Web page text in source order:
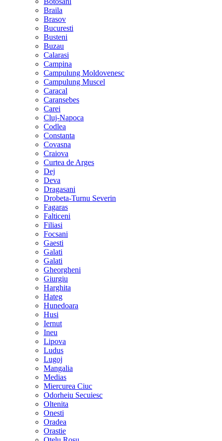
Braila
Brasov
Bucuresti
Busteni
Buzau
Calarasi
Campina
Campulung Moldovenesc
Campulung Muscel
Caracal
Caransebes
Carei
Cluj-Napoca
Codlea
Constanta
Covasna
Craiova
Curtea de Arges
Dej
Deva
Dragasani
Drobeta-Turnu Severin
Fagaras
Falticeni
Filiasi
Focsani
Gaesti
Galati
Galati
Gheorgheni
Giurgiu
Harghita
Hateg
Hunedoara
Husi
Iernut
Ineu
Lipova
Ludus
Lugoj
Mangalia
Medias
Miercurea Ciuc
Odorheiu Secuiesc
Oltenita
Onesti
Oradea
Orastie